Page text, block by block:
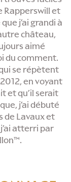
Rapperswill et
j’ai grandi à
château,
aimé
du comment.
se répètent
en voyant
et qu’il serait
j’ai débuté
de Lavaux et
atterri par